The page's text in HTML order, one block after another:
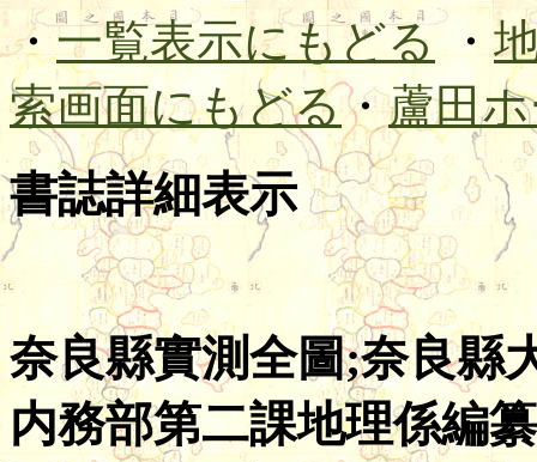
・一覧表示にもどる・
索画面にもどる・蘆田
書誌詳細表示
奈良縣實測全圖;奈良縣
内務部第二課地理係編